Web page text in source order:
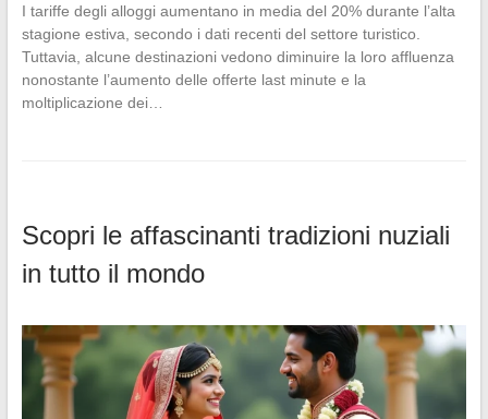
I tariffe degli alloggi aumentano in media del 20% durante l’alta
stagione estiva, secondo i dati recenti del settore turistico.
Tuttavia, alcune destinazioni vedono diminuire la loro affluenza
nonostante l’aumento delle offerte last minute e la
moltiplicazione dei…
Scopri le affascinanti tradizioni nuziali
in tutto il mondo